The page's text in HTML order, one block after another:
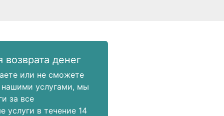
возврата денег
или не сможете
нашими услугами, мы
за все
услуги в течение 14